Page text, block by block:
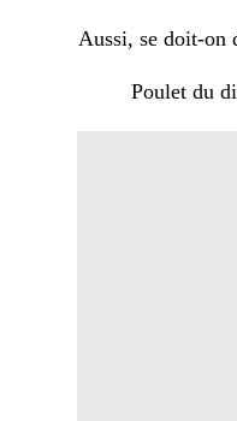
Aussi, se doit-on
Poulet du